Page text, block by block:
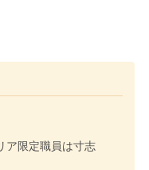
限定職員は寸志